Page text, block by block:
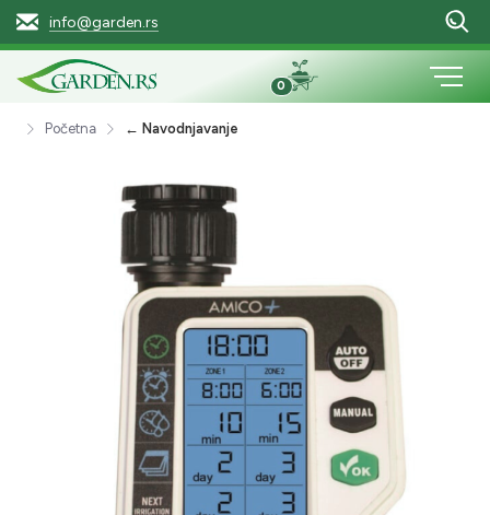
info@garden.rs
0
Početna ← Navodnjavanje